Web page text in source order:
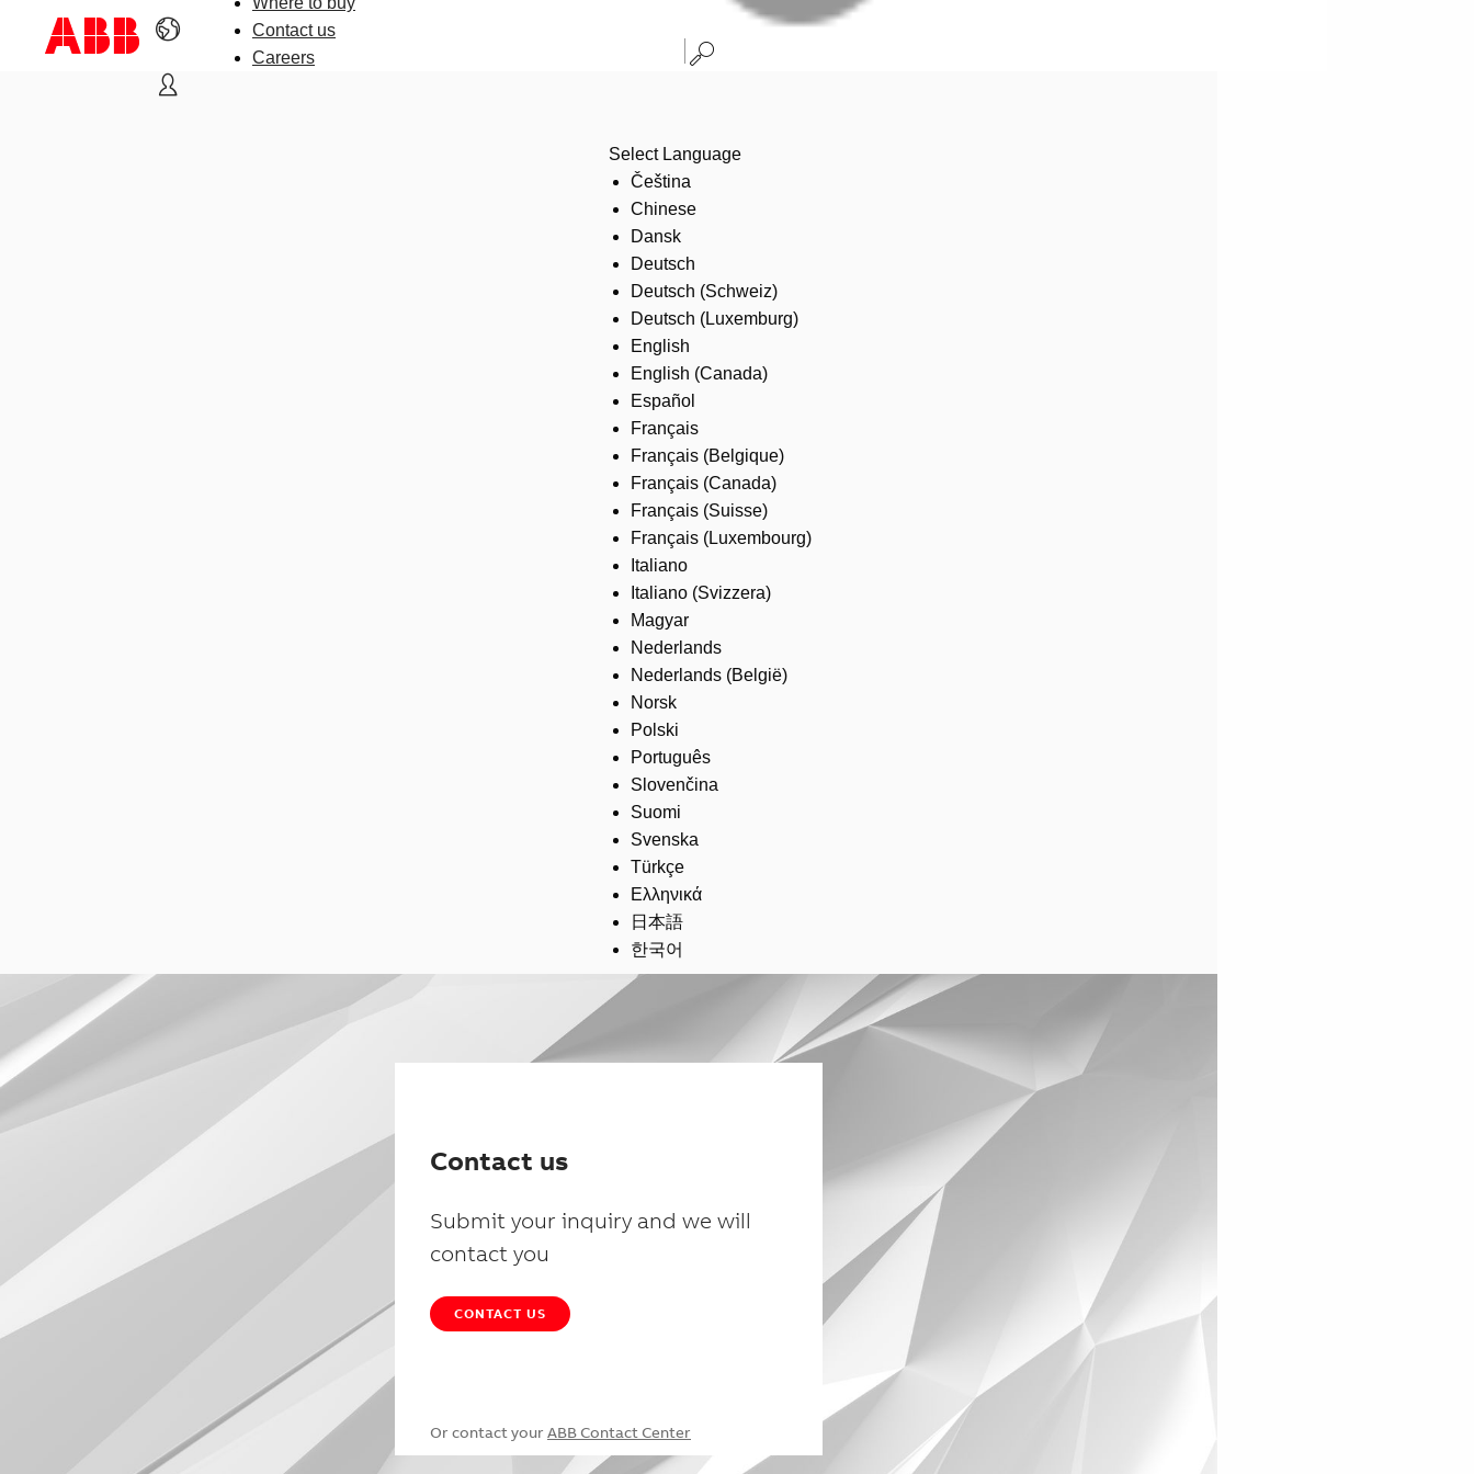
Contact us
Careers
Select Language
Čeština
Chinese
Dansk
Deutsch
Deutsch (Schweiz)
Deutsch (Luxemburg)
English
English (Canada)
Español
Français
Français (Belgique)
Français (Canada)
Français (Suisse)
Français (Luxembourg)
Italiano
Italiano (Svizzera)
Magyar
Nederlands
Nederlands (België)
Norsk
Polski
Português
Slovenčina
Suomi
Svenska
Türkçe
Ελληνικά
日本語
한국어
Contact us
Submit your inquiry and we will
contact you
CONTACT US
Or contact your ABB Contact Center